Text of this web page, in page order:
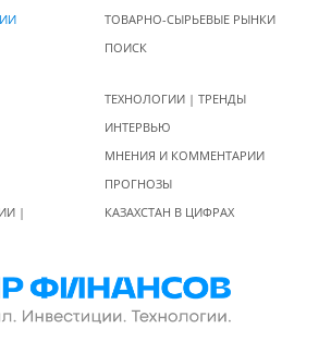
ТОВАРНО-СЫРЬЕВЫЕ РЫНКИ
ПОИСК
|
ТЕХНОЛОГИИ | ТРЕНДЫ
ИНТЕРВЬЮ
МНЕНИЯ И КОММЕНТАРИИ
ПРОГНОЗЫ
КАЗАХСТАН В ЦИФРАХ